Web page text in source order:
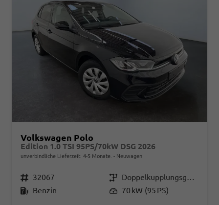
Volkswagen Polo
Edition 1.0 TSI 95PS/70kW DSG 2026
unverbindliche Lieferzeit: 4-5 Monate. Neuwagen
Fahrzeugnr. 32067 Getriebe
Doppelkupplungsgetriebe (DSG)
Kraftstoff Benzin Leistung 70 kW (95 PS)